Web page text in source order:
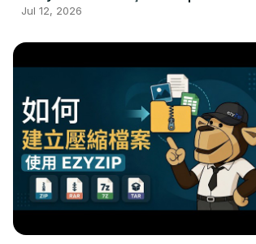
Kurulumu Gerekmez
Jul 12, 2026